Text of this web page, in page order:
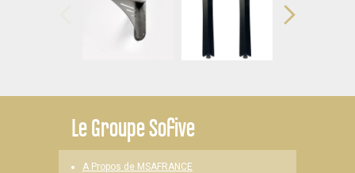
LeGroupe Sofive
A Propos de MSAFRANCE